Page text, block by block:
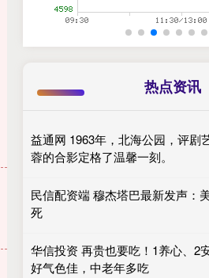
热点资讯
益通网 1963年，北海公园，评剧
蓉的合影定格了温馨一刻。
民信配资端 穆杰塔巴最新发声：
死
华信投资 再贵也要吃！1养心、2
好气色佳，中老年多吃